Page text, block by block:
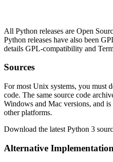
All Python releases are Open
Python releases have also been
details GPL-compatibility and
Sources
For most Unix systems, you must
code. The same source code
Windows and Mac versions, and
other platforms.
Download the latest Python 3
Alternative